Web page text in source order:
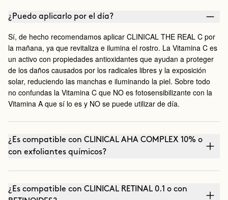
¿Puedo aplicarlo por el día?
Sí, de hecho recomendamos aplicar CLINICAL THE REAL C por
la mañana, ya que revitaliza e ilumina el rostro. La Vitamina C es
un activo con propiedades antioxidantes que ayudan a proteger
de los daños causados por los radicales libres y la exposición
solar, reduciendo las manchas e iluminando la piel. Sobre todo
no confundas la Vitamina C que NO es fotosensibilizante con la
Vitamina A que sí lo es y NO se puede utilizar de día.
¿Es compatible con CLINICAL AHA COMPLEX 10% o
con exfoliantes químicos?
¿Es compatible con CLINICAL RETINAL 0.1 o con